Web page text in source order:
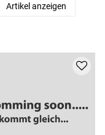
Artikel anzeigen